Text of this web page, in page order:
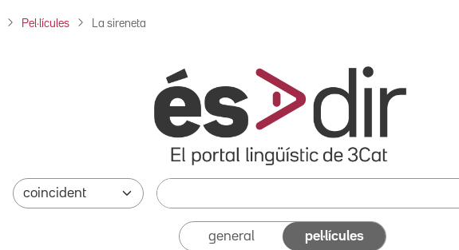
Pel·lícules La sireneta
general pel·lícules